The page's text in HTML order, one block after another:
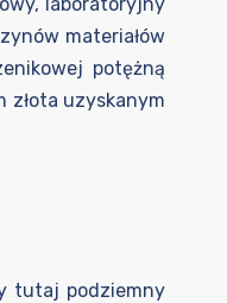
materiałów
potężną
złota uzyskanym
tutaj podziemny